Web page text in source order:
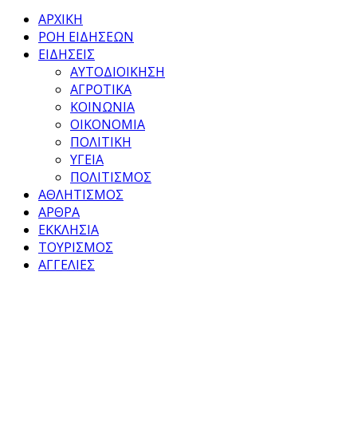
ΑΡΧΙΚΗ
ΡΟΗ ΕΙΔΗΣΕΩΝ
ΕΙΔΗΣΕΙΣ
ΑΥΤΟΔΙΟΙΚΗΣΗ
ΑΓΡΟΤΙΚΑ
ΚΟΙΝΩΝΙΑ
ΟΙΚΟΝΟΜΙΑ
ΠΟΛΙΤΙΚΗ
ΥΓΕΙΑ
ΠΟΛΙΤΙΣΜΟΣ
ΑΘΛΗΤΙΣΜΟΣ
ΑΡΘΡΑ
ΕΚΚΛΗΣΙΑ
ΤΟΥΡΙΣΜΟΣ
ΑΓΓΕΛΙΕΣ